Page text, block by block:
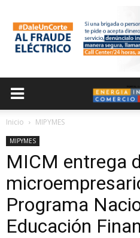
Inicio MIPYMES
MIPYMES
MICM entrega
Programa
Educación